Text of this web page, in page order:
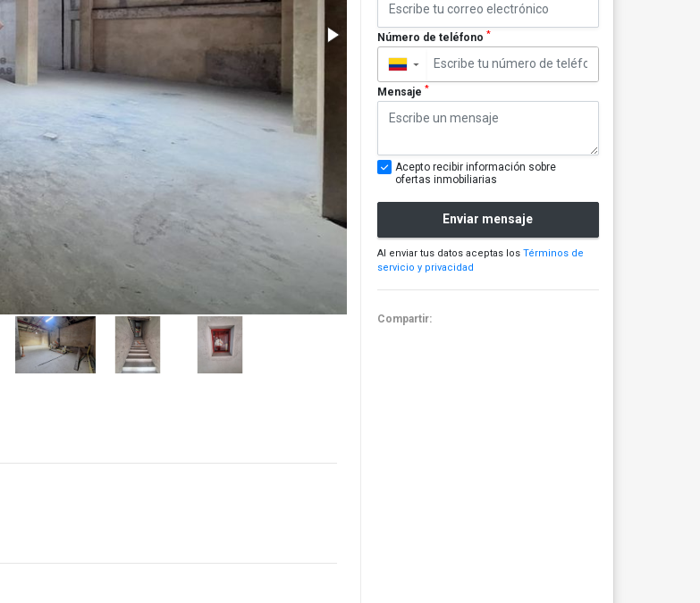
Número de teléfono *
▼
Mensaje *
Acepto recibir información sobre
ofertas inmobiliarias
Enviar mensaje
Al enviar tus datos aceptas los Términos de
servicio y privacidad
Compartir: